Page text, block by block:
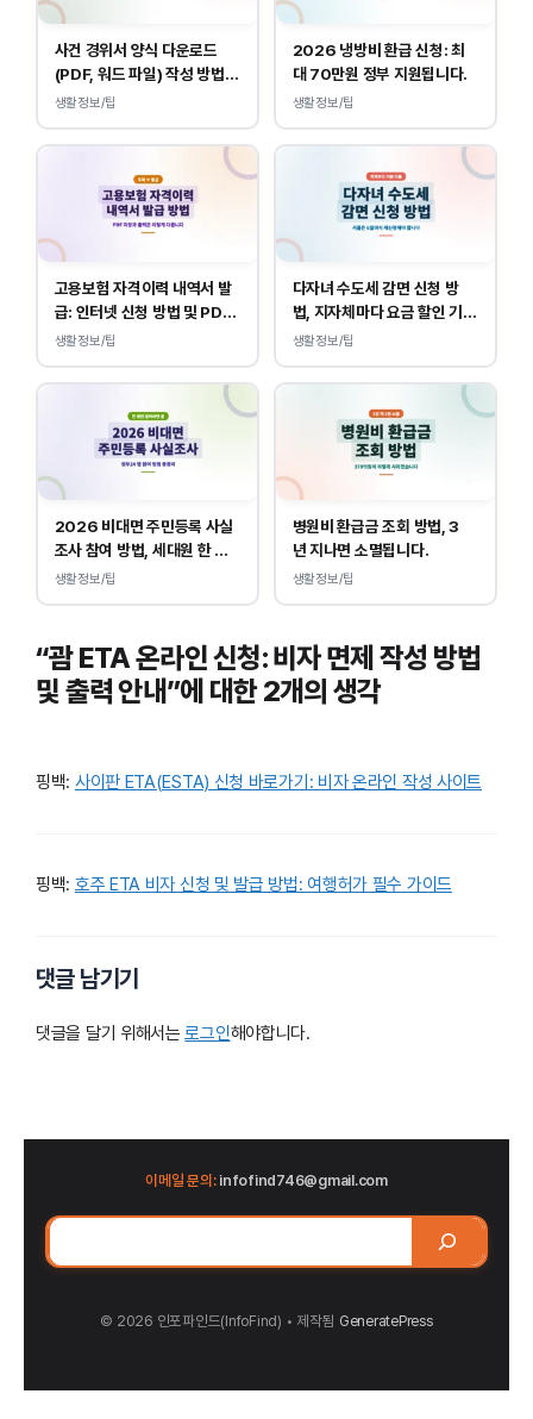
사건 경위서 양식 다운로드
(PDF, 워드 파일) 작성 방법
및 예시
생활정보/팁
2026 냉방비 환급 신청: 최
대 70만원 정부 지원됩니다.
생활정보/팁
고용보험 자격이력 내역서 발
급: 인터넷 신청 방법 및 PDF
양식 출력
생활정보/팁
다자녀 수도세 감면 신청 방
법, 지자체마다 요금 할인 기준
이 다릅니다.
생활정보/팁
2026 비대면 주민등록 사실
조사 참여 방법, 세대원 한 명
만 하면 됩니다.
생활정보/팁
병원비 환급금 조회 방법, 3
년 지나면 소멸됩니다.
생활정보/팁
“괌 ETA 온라인 신청: 비자 면제 작성 방법
및 출력 안내”에 대한 2개의 생각
핑백: 사이판 ETA(ESTA) 신청 바로가기: 비자 온라인 작성 사이트
핑백: 호주 ETA 비자 신청 및 발급 방법: 여행허가 필수 가이드
댓글 남기기
댓글을 달기 위해서는 로그인해야합니다.
이메일 문의:infofind746@gmail.com
검
© 2026 인포파인드(InfoFind)​​​​ • 제작됨 GeneratePress